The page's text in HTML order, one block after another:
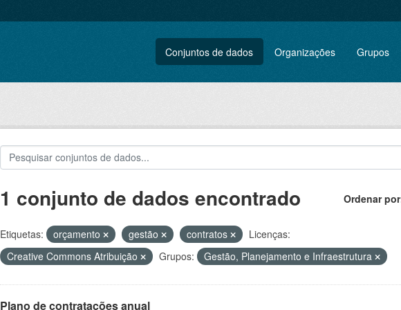
Conjuntos de dados Organizações Grupos
Ordenar por
1 conjunto de dados encontrado
Etiquetas: orçamento gestão contratos
Licenças:
Creative Commons Atribuição
Grupos: Gestão, Planejamento e Infraestrutura
Plano de contratações anual